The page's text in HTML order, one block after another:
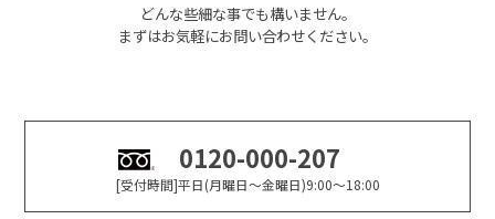
どんな些細な事でも構いません。
まずはお気軽にお問い合わせください。
0120-000-207
[受付時間]平日(月曜日～金曜日)9:00～18:00